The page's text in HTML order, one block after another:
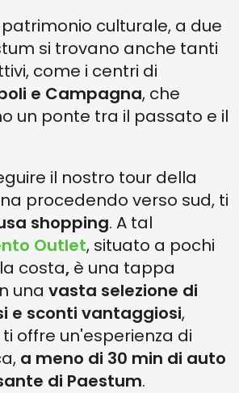
culturale, a due
si trovano anche tanti
come i centri di
e Campagna, che
un ponte tra il passato e il
il nostro tour della
procedendo verso sud, ti
shopping. A tal
Outlet, situato a pochi
costa, è una tappa
una vasta selezione di
e sconti vantaggiosi,
offre un'esperienza di
a meno di 30 min di auto
di Paestum.